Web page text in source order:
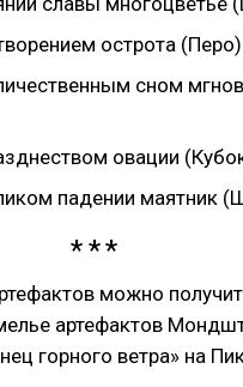
острота (Перо)
сном
овации
падении маятник
можно
артефактов
горного ветра» на